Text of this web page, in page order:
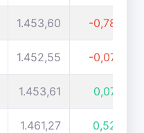
1.453,60 -0,78%
1.452,55 -0,07%
1.453,61 0,07%
1.461,27 0,52%